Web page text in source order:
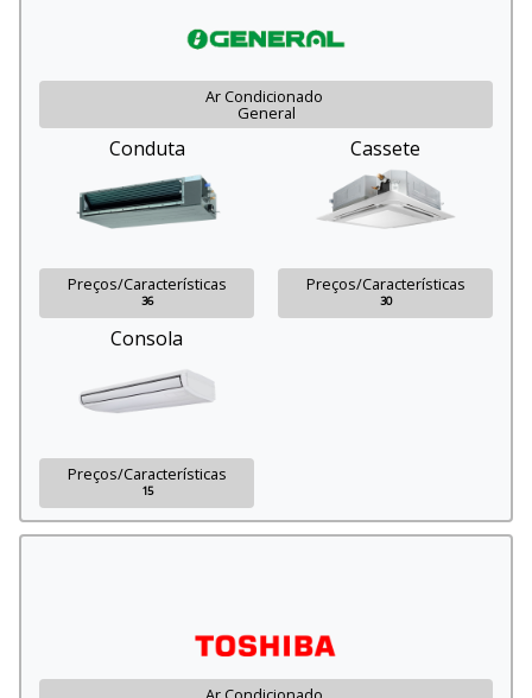
Ar Condicionado
General
Conduta
Preços/Características
36
Cassete
Preços/Características
30
Consola
Preços/Características
15